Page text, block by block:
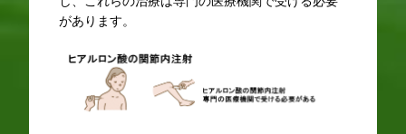
があります。